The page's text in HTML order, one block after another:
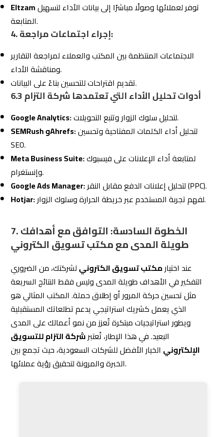
الخبرة والمرونة لتحقيق رؤية عملائها.
7.1كيف تختار مكتب تسويق الكتروني يساعدك
في تحقيق أهدافك المستقبلية؟
1. تقييم فهم المكتب لرؤيتك:
يجب أن يكون لدى المكتب قدرة على فهم رؤيتك طويلة المدى
وأهدافك الاستراتيجية.
المكتب المثالي يُساعدك في بناء خطة عمل تمتد لسنوات تشمل
مراحل النمو والتوسع.
شركة التزام للتسويق الإلكتروني
تبدأ كل شراكة بتحليل
عميق لرؤية العميل وتقديم استراتيجيات مخصصة تتماشى مع
تطلعاته المستقبلية.
المرونة تعني قدرة المكتب على تقديم حلول مبتكرة، حتى مع
تغير اتجاهات السوق الرقمي.
Eltzam
السوق السعودي، مما يجعلها الخيار الأمثل كشريك طويل
الأمد.
3. خبرة المكتب في التخطيط المستقبلي:
تحقق من قدرة المكتب على تقديم استراتيجيات تنموية تدعم
أهدافك المستقبلية.